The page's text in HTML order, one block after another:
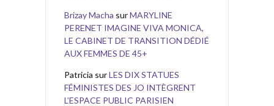
Brizay Macha surMARYLINE
PERENET IMAGINE VIVA MONICA,
LE CABINET DE TRANSITION DÉDIÉ
AUX FEMMES DE 45+
Patricia surLES DIX STATUES
FÉMINISTES DES JO INTÈGRENT
L’ESPACE PUBLIC PARISIEN